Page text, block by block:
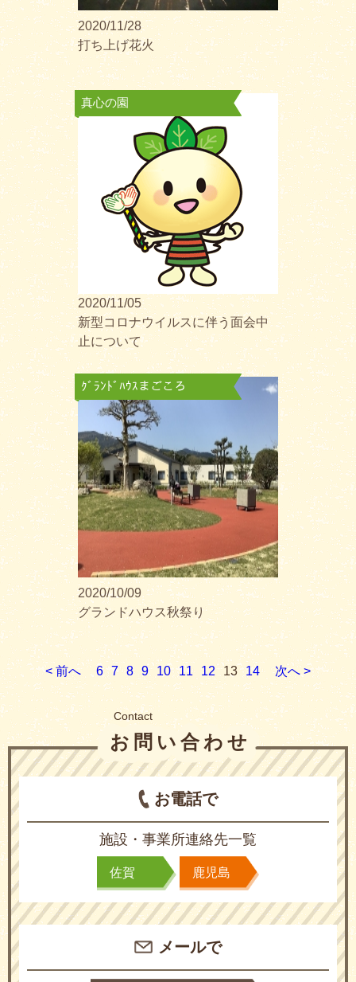
2020/11/28
打ち上げ花火
真心の園
2020/11/05
新型コロナウイルスに伴う面会中
止について
ｸﾞﾗﾝﾄﾞﾊｳｽまごころ
2020/10/09
グランドハウス秋祭り
< 前へ 6 7 8 9 10 11 12 13 14 次へ >
Contact
お問い合わせ
お電話で
施設・事業所連絡先一覧
佐賀 鹿児島
メールで